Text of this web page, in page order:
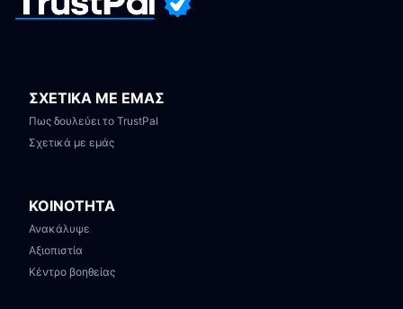
ΣΧΕΤΙΚΑ ΜΕ ΕΜΑΣ
Πως δουλεύει το TrustPal
Σχετικά με εμάς
ΚΟΙΝΟΤΗΤΑ
Ανακάλυψε
Αξιοπιστία
Κέντρο βοηθείας